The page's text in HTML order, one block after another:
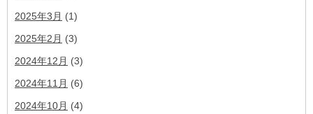
2025年3月 (1)
2025年2月 (3)
2024年12月 (3)
2024年11月 (6)
2024年10月 (4)